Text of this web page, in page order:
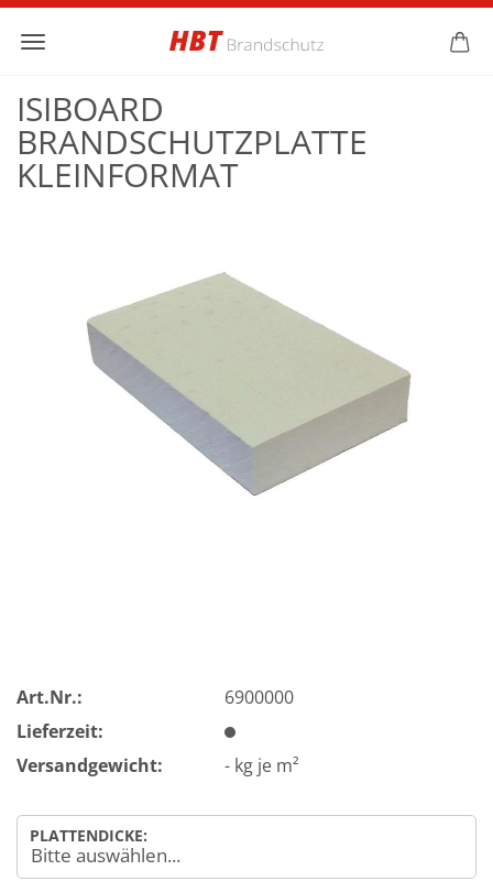
ISIBOARD
BRANDSCHUTZPLATTE
KLEINFORMAT
Art.Nr.:
6900000
Lieferzeit:
Versandgewicht:
- kg je m²
PLATTENDICKE: